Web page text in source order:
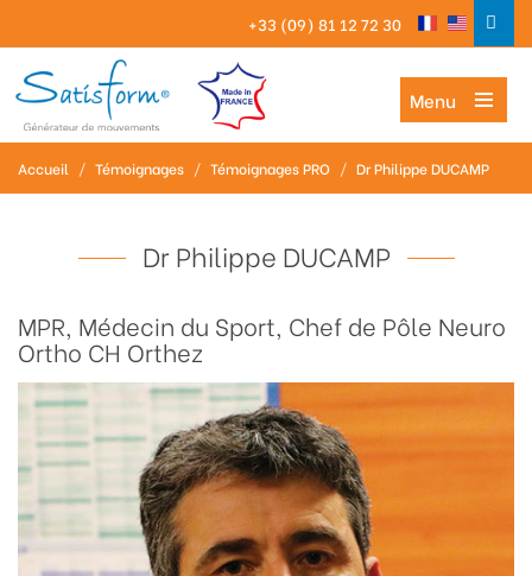
+33 (09) 81 12 72 30
Menu
Accueil / Témoignages / Témoignages PRO / Dr Philippe DUCAMP
Dr Philippe DUCAMP
MPR, Médecin du Sport, Chef de Pôle Neuro
Ortho CH Orthez